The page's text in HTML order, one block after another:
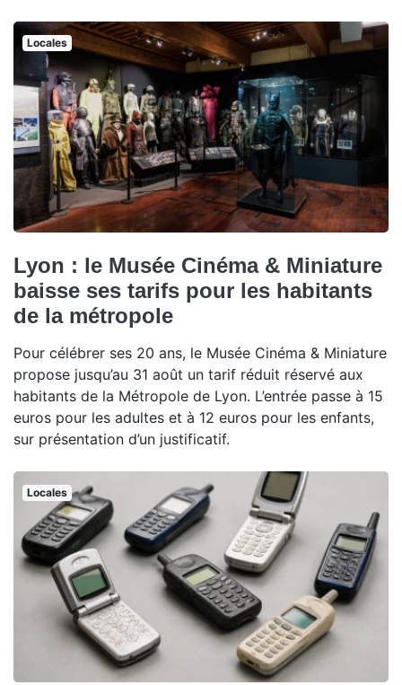
Locales
Lyon : le Musée Cinéma & Miniature
baisse ses tarifs pour les habitants
de la métropole
Pour célébrer ses 20 ans, le Musée Cinéma & Miniature
propose jusqu’au 31 août un tarif réduit réservé aux
habitants de la Métropole de Lyon. L’entrée passe à 15
euros pour les adultes et à 12 euros pour les enfants,
sur présentation d’un justificatif.
Locales